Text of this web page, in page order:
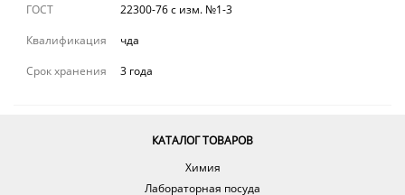
ГОСТ
22300-76 с изм. №1-3
Квалификация
чда
Срок хранения
3 года
КАТАЛОГ ТОВАРОВ
Химия
Лабораторная посуда